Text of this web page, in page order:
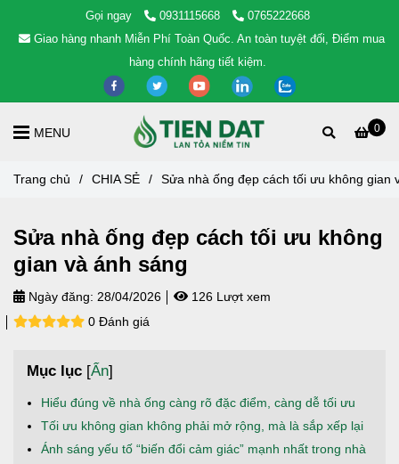
Gọi ngay 0931115668
0765222668
Giao hàng nhanh Miễn Phí Toàn Quốc. An toàn tuyệt đối, Điểm mua
hàng chính hãng tiết kiệm.
0
MENU
Trang chủ / CHIA SẺ / Sửa nhà ống đẹp cách tối ưu không gian
Sửa nhà ống đẹp cách tối ưu không
gian và ánh sáng
Ngày đăng: 28/04/2026
126 Lượt xem
0 Đánh giá
Mục lục [Ẩn]
Hiểu đúng về nhà ống càng rõ đặc điểm, càng dễ tối ưu
Tối ưu không gian không phải mở rộng, mà là sắp xếp lại
Ánh sáng yếu tố “biến đổi cảm giác” mạnh nhất trong nhà